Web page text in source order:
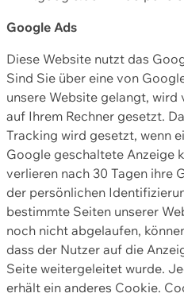
Google Ads
Diese Website nutzt das
Sind Sie über eine von
unsere Website gelangt,
auf Ihrem Rechner gesetzt.
Tracking wird gesetzt, wenn
Google geschaltete Anzeige
verlieren nach 30 Tagen ihre
der persönlichen
bestimmte Seiten unserer
noch nicht abgelaufen,
dass der Nutzer auf die
Seite weitergeleitet wurde.
erhält ein anderes Cookie.